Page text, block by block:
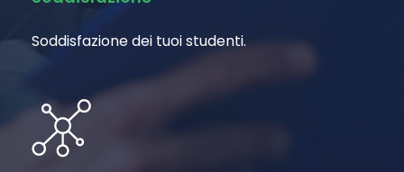
Soddisfazione dei tuoi studenti.